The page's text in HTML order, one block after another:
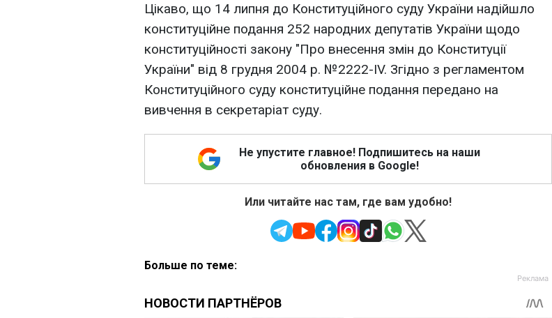
Цікаво, що 14 липня до Конституційного суду України надійшло
конституційне подання 252 народних депутатів України щодо
конституційності закону "Про внесення змін до Конституції
України" від 8 грудня 2004 р. №2222-IV. Згідно з регламентом
Конституційного суду конституційне подання передано на
вивчення в секретаріат суду.
Не упустите главное! Подпишитесь на наши
обновления в Google!
Или читайте нас там, где вам удобно!
Больше по теме: